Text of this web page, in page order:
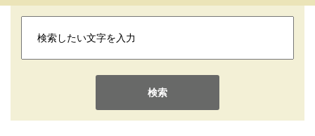
検索